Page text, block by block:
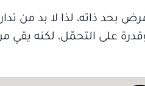
ذاته، لذا لا بد من
على التحمّل، لكنه يقي